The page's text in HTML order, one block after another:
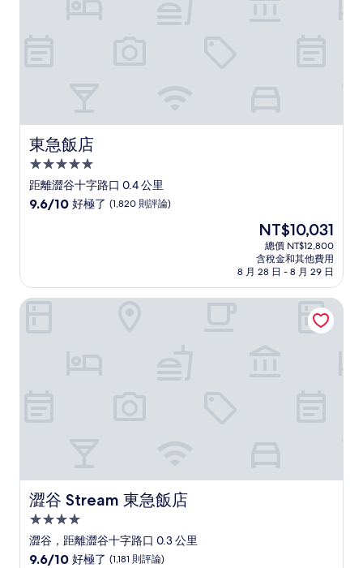
東急飯店
東急飯店
5.0
星
級
距離澀谷十字路口 0.4 公里
9.6
好
極
9.6/10 好極了 (1,820 則評論)
現
在
價
格
為
NT$10,031
NT$10,031
總價 NT$12,800
含稅金和其他費用
8 月 28 日 - 8 月 29 日
澀谷 Stream 東急飯店
澀谷 Stream 東急飯店
4.0
星
級
澀谷，距離澀谷十字路口 0.3 公里
9.6
9.6/10 好極了 (1,181 則評論)
澀谷 Stream 東急飯店